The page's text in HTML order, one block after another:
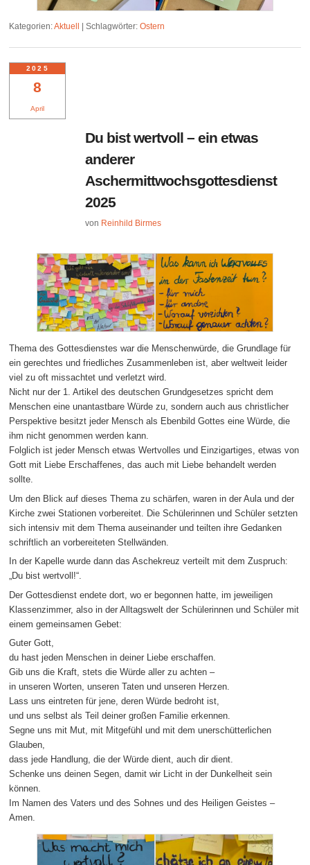
Kategorien:Aktuell |Schlagwörter: Ostern
8
April
2025
Du bist wertvoll – ein etwas
anderer
Aschermittwochsgottesdienst
2025
von Reinhild Birmes
Thema des Gottesdienstes war die Menschenwürde, die Grundlage für
ein gerechtes und friedliches Zusammenleben ist, aber weltweit leider
viel zu oft missachtet und verletzt wird.
Nicht nur der 1. Artikel des deutschen Grundgesetzes spricht dem
Menschen eine unantastbare Würde zu, sondern auch aus christlicher
Perspektive besitzt jeder Mensch als Ebenbild Gottes eine Würde, die
ihm nicht genommen werden kann.
Folglich ist jeder Mensch etwas Wertvolles und Einzigartiges, etwas von
Gott mit Liebe Erschaffenes, das auch mit Liebe behandelt werden
sollte.
Um den Blick auf dieses Thema zu schärfen, waren in der Aula und der
Kirche zwei Stationen vorbereitet. Die Schülerinnen und Schüler setzten
sich intensiv mit dem Thema auseinander und teilten ihre Gedanken
schriftlich an vorbereiteten Stellwänden.
In der Kapelle wurde dann das Aschekreuz verteilt mit dem Zuspruch:
„Du bist wertvoll!“.
Der Gottesdienst endete dort, wo er begonnen hatte, im jeweiligen
Klassenzimmer, also in der Alltagswelt der Schülerinnen und Schüler mit
einem gemeinsamen Gebet:
Guter Gott,
du hast jeden Menschen in deiner Liebe erschaffen.
Gib uns die Kraft, stets die Würde aller zu achten –
in unseren Worten, unseren Taten und unseren Herzen.
Lass uns eintreten für jene, deren Würde bedroht ist,
und uns selbst als Teil deiner großen Familie erkennen.
Segne uns mit Mut, mit Mitgefühl und mit dem unerschütterlichen
Glauben,
dass jede Handlung, die der Würde dient, auch dir dient.
Schenke uns deinen Segen, damit wir Licht in der Dunkelheit sein
können.
Im Namen des Vaters und des Sohnes und des Heiligen Geistes –
Amen.